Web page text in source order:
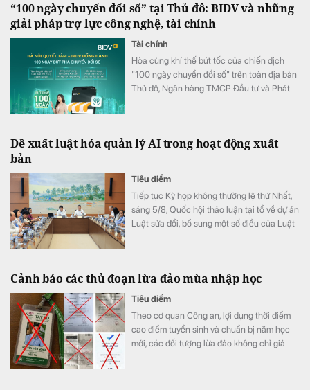
“100 ngày chuyển đổi số” tại Thủ đô: BIDV và những
giải pháp trợ lực công nghệ, tài chính
Tài chính
Hòa cùng khí thế bứt tốc của chiến dịch
"100 ngày chuyển đổi số" trên toàn địa bàn
Thủ đô, Ngân hàng TMCP Đầu tư và Phát
các đơn vị sự nghiệp.
Đề xuất luật hóa quản lý AI trong hoạt động xuất
bản
Tiêu điểm
Tiếp tục Kỳ họp không thường lệ thứ Nhất,
sáng 5/8, Quốc hội thảo luận tại tổ về dự án
Luật sửa đổi, bổ sung một số điều của Luật
Cảnh báo các thủ đoạn lừa đảo mùa nhập học
Tiêu điểm
Theo cơ quan Công an, lợi dụng thời điểm
cao điểm tuyển sinh và chuẩn bị năm học
mới, các đối tượng lừa đảo không chỉ giả